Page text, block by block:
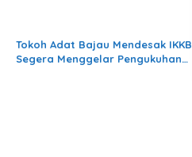
Tokoh Adat Bajau Mendesak IKKB
Segera Menggelar Pengukuhan